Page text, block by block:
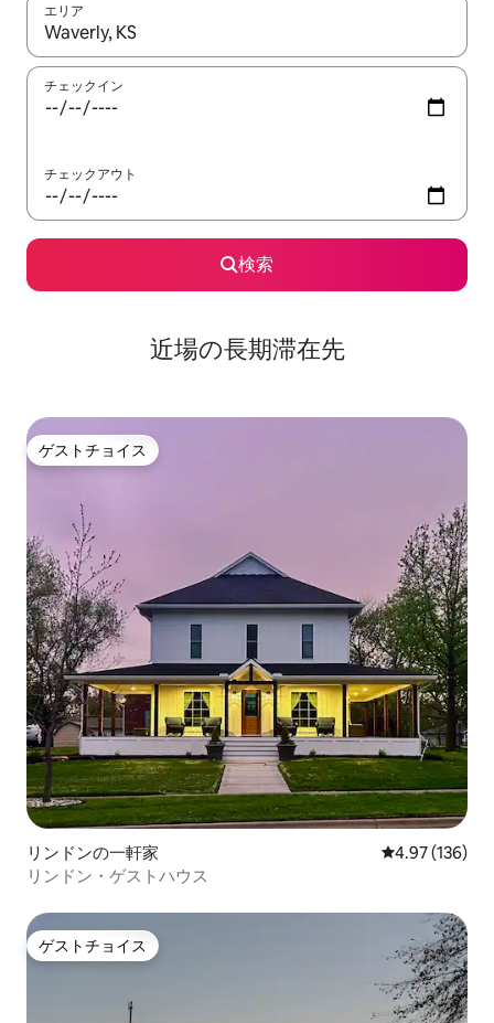
エリア
検索結果が表示されたら、上下の矢印キーを使って移動するか
チェックイン
チェックアウト
検索
近場の長期滞在先
ゲストチョイス
ゲストチョイス
リンドンの一軒家 レビュー136
4.97 (136)
リンドン・ゲストハウス
ゲストチョイス
ゲストチョイス